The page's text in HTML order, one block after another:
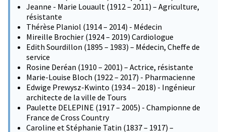
Jeanne - Marie Louault (1912 – 2011) – Agriculture,
résistante
Thérèse Planiol (1914 – 2014) - Médecin
Mireille Brochier (1924 – 2019) Cardiologue
Edith Sourdillon (1895 – 1983) – Médecin, Cheffe de
service
Rosine Deréan (1910 – 2001) – Actrice, résistante
Marie-Louise Bloch (1922 – 2017) - Pharmacienne
Edwige Prewysz-Kwinto (1934 – 2018) - Ingénieur
architecte de la ville de Tours
Paulette DELEPINE (1917 – 2005) - Championne de
France de Cross Country
Caroline et Stéphanie Tatin (1837 – 1917) –